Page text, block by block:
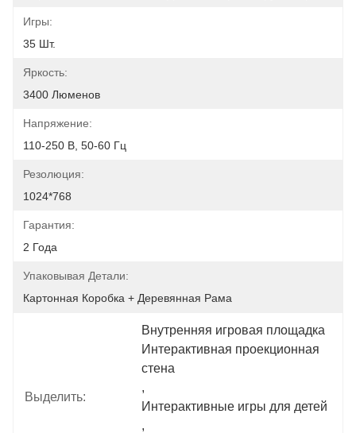
Игры:
35 Шт.
Яркость:
3400 Люменов
Напряжение:
110-250 В, 50-60 Гц
Резолюция:
1024*768
Гарантия:
2 Года
Упаковывая Детали:
Картонная Коробка + Деревянная Рама
Выделить:
Внутренняя игровая площадка
Интерактивная проекционная
стена
,
Интерактивные игры для детей
,